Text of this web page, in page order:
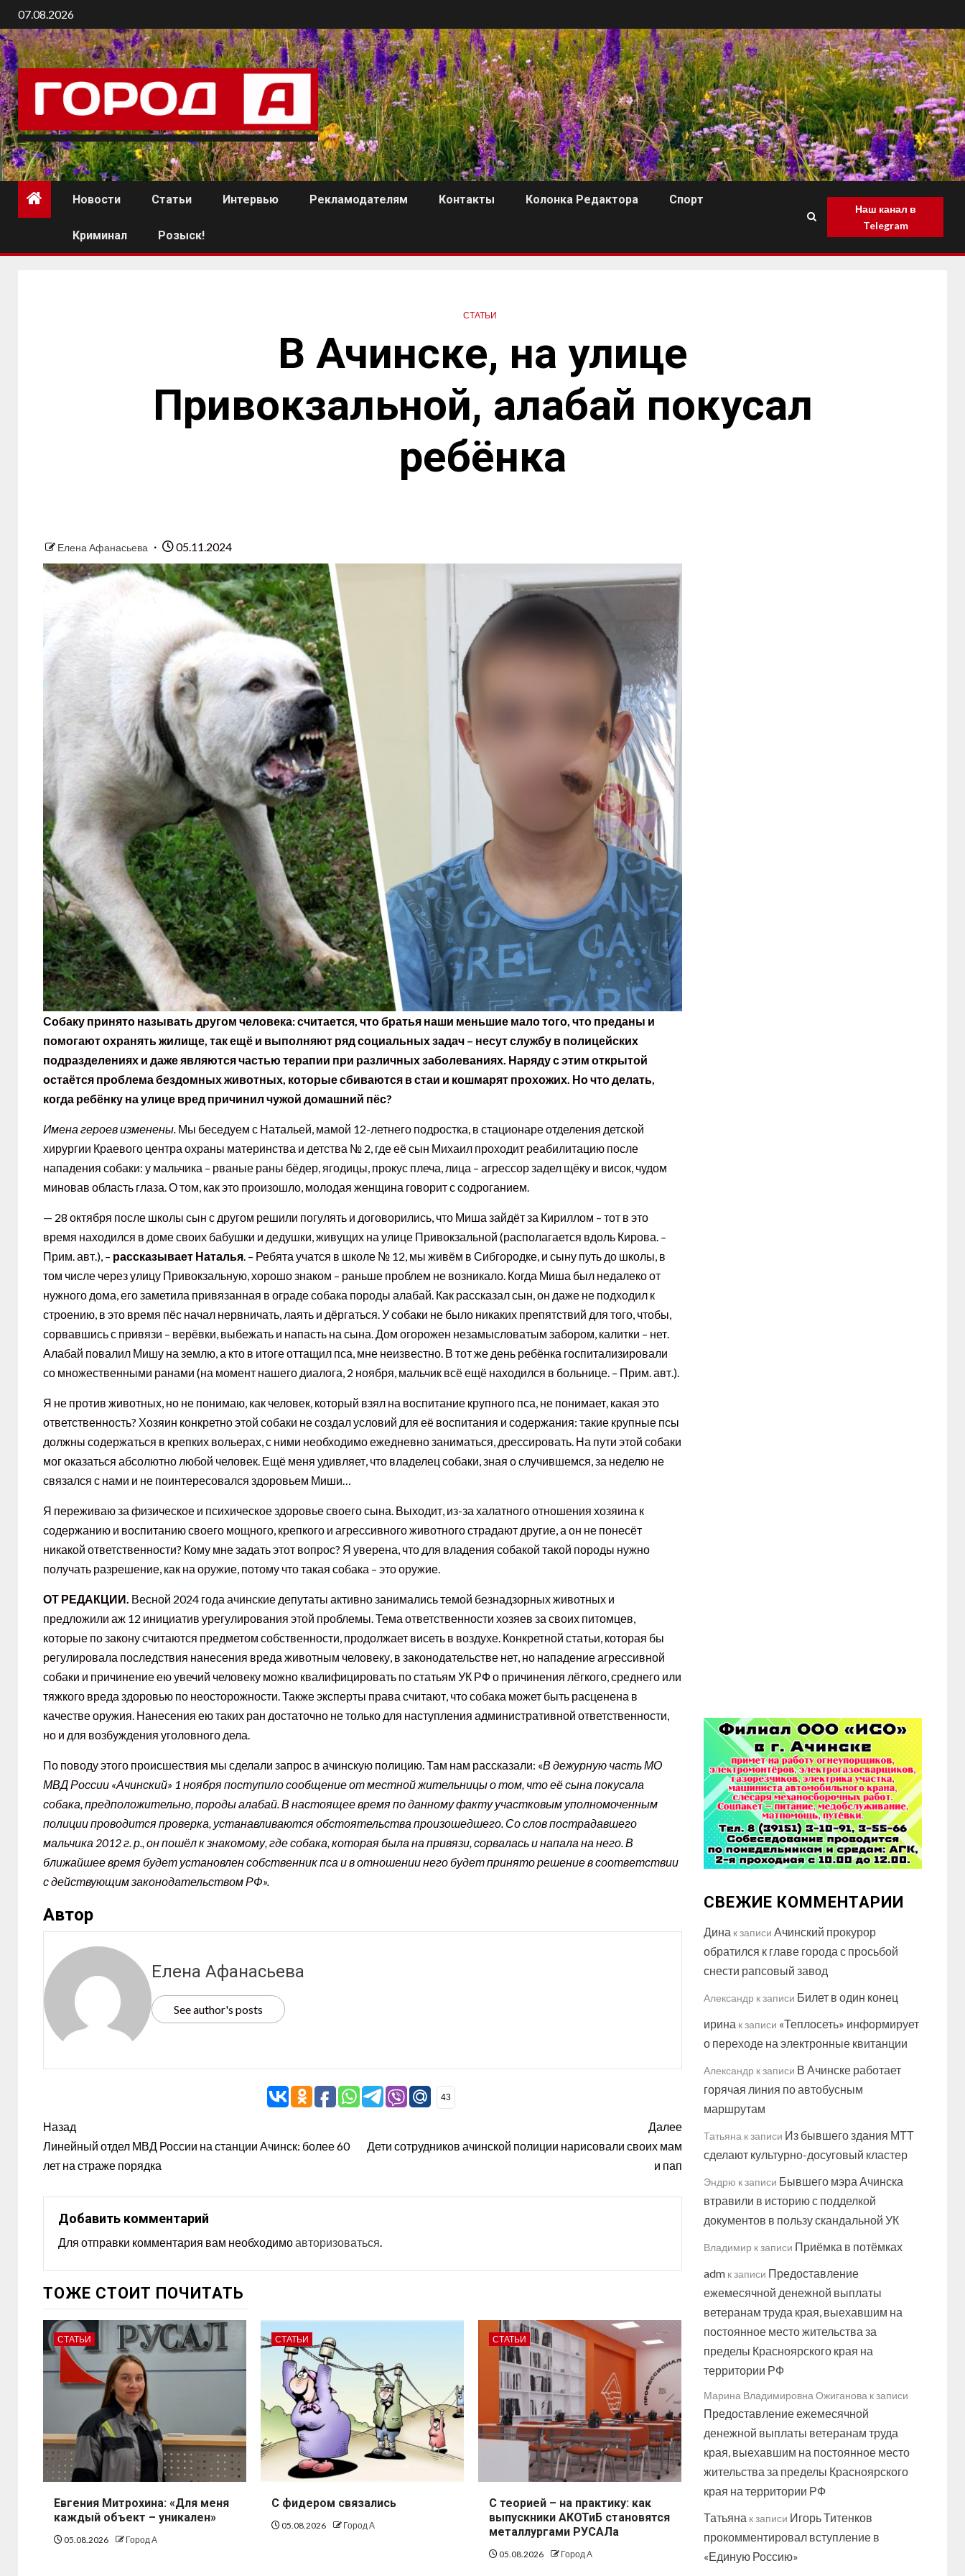
07.08.2026
Новости Статьи Интервью Рекламодателям Контакты Колонка Редактора Спорт
Криминал Розыск!
Наш канал в
Telegram
СТАТЬИ
В Ачинске, на улице
Привокзальной, алабай покусал
ребёнка
Елена Афанасьева 05.11.2024
Собаку принято называть другом человека: считается, что братья наши меньшие мало того, что преданы и
помогают охранять жилище, так ещё и выполняют ряд социальных задач – несут службу в полицейских
подразделениях и даже являются частью терапии при различных заболеваниях. Наряду с этим открытой
остаётся проблема бездомных животных, которые сбиваются в стаи и кошмарят прохожих. Но что делать,
когда ребёнку на улице вред причинил чужой домашний пёс?
Имена героев изменены. Мы беседуем с Натальей, мамой 12-летнего подростка, в стационаре отделения детской
хирургии Краевого центра охраны материнства и детства № 2, где её сын Михаил проходит реабилитацию после
нападения собаки: у мальчика – рваные раны бёдер, ягодицы, прокус плеча, лица – агрессор задел щёку и висок, чудом
миновав область глаза. О том, как это произошло, молодая женщина говорит с содроганием.
— 28 октября после школы сын с другом решили погулять и договорились, что Миша зайдёт за Кириллом – тот в это
время находился в доме своих бабушки и дедушки, живущих на улице Привокзальной (располагается вдоль Кирова. –
Прим. авт.), – рассказывает Наталья. – Ребята учатся в школе № 12, мы живём в Сибгородке, и сыну путь до школы, в
том числе через улицу Привокзальную, хорошо знаком – раньше проблем не возникало. Когда Миша был недалеко от
нужного дома, его заметила привязанная в ограде собака породы алабай. Как рассказал сын, он даже не подходил к
строению, в это время пёс начал нервничать, лаять и дёргаться. У собаки не было никаких препятствий для того, чтобы,
сорвавшись с привязи – верёвки, выбежать и напасть на сына. Дом огорожен незамысловатым забором, калитки – нет.
Алабай повалил Мишу на землю, а кто в итоге оттащил пса, мне неизвестно. В тот же день ребёнка госпитализировали
со множественными ранами (на момент нашего диалога, 2 ноября, мальчик всё ещё находился в больнице. – Прим. авт.).
Я не против животных, но не понимаю, как человек, который взял на воспитание крупного пса, не понимает, какая это
ответственность? Хозяин конкретно этой собаки не создал условий для её воспитания и содержания: такие крупные псы
должны содержаться в крепких вольерах, с ними необходимо ежедневно заниматься, дрессировать. На пути этой собаки
мог оказаться абсолютно любой человек. Ещё меня удивляет, что владелец собаки, зная о случившемся, за неделю не
связался с нами и не поинтересовался здоровьем Миши…
Я переживаю за физическое и психическое здоровье своего сына. Выходит, из-за халатного отношения хозяина к
содержанию и воспитанию своего мощного, крепкого и агрессивного животного страдают другие, а он не понесёт
никакой ответственности? Кому мне задать этот вопрос? Я уверена, что для владения собакой такой породы нужно
получать разрешение, как на оружие, потому что такая собака – это оружие.
ОТ РЕДАКЦИИ. Весной 2024 года ачинские депутаты активно занимались темой безнадзорных животных и
предложили аж 12 инициатив урегулирования этой проблемы. Тема ответственности хозяев за своих питомцев,
которые по закону считаются предметом собственности, продолжает висеть в воздухе. Конкретной статьи, которая бы
регулировала последствия нанесения вреда животным человеку, в законодательстве нет, но нападение агрессивной
собаки и причинение ею увечий человеку можно квалифицировать по статьям УК РФ о причинения лёгкого, среднего или
тяжкого вреда здоровью по неосторожности. Также эксперты права считают, что собака может быть расценена в
качестве оружия. Нанесения ею таких ран достаточно не только для наступления административной ответственности,
но и для возбуждения уголовного дела.
По поводу этого происшествия мы сделали запрос в ачинскую полицию. Там нам рассказали: «В дежурную часть МО
МВД России «Ачинский» 1 ноября поступило сообщение от местной жительницы о том, что её сына покусала
собака, предположительно, породы алабай. В настоящее время по данному факту участковым уполномоченным
полиции проводится проверка, устанавливаются обстоятельства произошедшего. Со слов пострадавшего
мальчика 2012 г. р., он пошёл к знакомому, где собака, которая была на привязи, сорвалась и напала на него. В
ближайшее время будет установлен собственник пса и в отношении него будет принято решение в соответствии
с действующим законодательством РФ».
Автор
Елена Афанасьева
See author's posts
43
Назад
Линейный отдел МВД России на станции Ачинск: более 60
лет на страже порядка
Далее
Дети сотрудников ачинской полиции нарисовали своих мам
и пап
Добавить комментарий
Для отправки комментария вам необходимоавторизоваться.
ТОЖЕ СТОИТ ПОЧИТАТЬ
СТАТЬИ
Евгения Митрохина: «Для меня
каждый объект – уникален»
05.08.2026 Город А
СТАТЬИ
С фидером связались
05.08.2026 Город А
СТАТЬИ
С теорией – на практику: как
выпускники АКОТиБ становятся
металлургами РУСАЛа
05.08.2026 Город А
СВЕЖИЕ КОММЕНТАРИИ
Дина к записи Ачинский прокурор
обратился к главе города с просьбой
снести рапсовый завод
Александр к записи Билет в один конец
ирина к записи «Теплосеть» информирует
о переходе на электронные квитанции
Александр к записи В Ачинске работает
горячая линия по автобусным
маршрутам
Татьяна к записи Из бывшего здания МТТ
сделают культурно-досуговый кластер
Эндрю к записи Бывшего мэра Ачинска
втравили в историю с подделкой
документов в пользу скандальной УК
Владимир к записи Приёмка в потёмках
admк записи Предоставление
ежемесячной денежной выплаты
ветеранам труда края, выехавшим на
постоянное место жительства за
пределы Красноярского края на
территории РФ
Марина Владимировна Ожиганова к записи
Предоставление ежемесячной
денежной выплаты ветеранам труда
края, выехавшим на постоянное место
жительства за пределы Красноярского
края на территории РФ
Татьяна к записи Игорь Титенков
прокомментировал вступление в
«Единую Россию»